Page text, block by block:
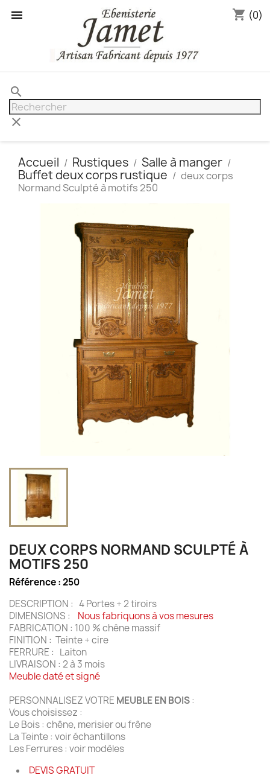
 shopping_cart (0)
search
clear
Accueil Rustiques
Salle à manger
Buffet deux corps rustique
deux corps
Normand Sculpté à motifs 250
DEUX CORPS NORMAND SCULPTÉ À
MOTIFS 250
Référence :250
DESCRIPTION : 4 Portes + 2 tiroirs
DIMENSIONS : Nous fabriquons à vos mesures
FABRICATION : 100 % chêne massif
FINITION : Teinte + cire
FERRURE : Laiton
LIVRAISON : 2 à 3 mois
Meuble daté et signé
PERSONNALISEZ VOTRE MEUBLE EN BOIS:
Vous choisissez :
Le Bois : chêne, merisier ou frêne
La Teinte : voir échantillons
Les Ferrures : voir modèles
DEVIS GRATUIT